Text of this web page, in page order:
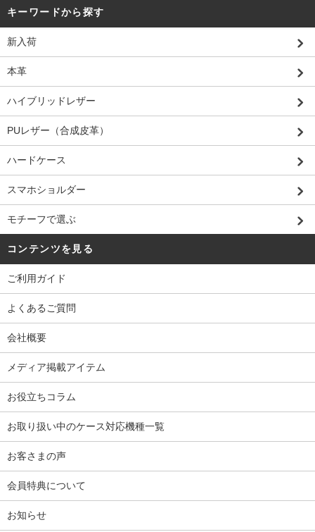
キーワードから探す
新入荷
本革
ハイブリッドレザー
PUレザー（合成皮革）
ハードケース
スマホショルダー
モチーフで選ぶ
コンテンツを見る
ご利用ガイド
よくあるご質問
会社概要
メディア掲載アイテム
お役立ちコラム
お取り扱い中のケース対応機種一覧
お客さまの声
会員特典について
お知らせ